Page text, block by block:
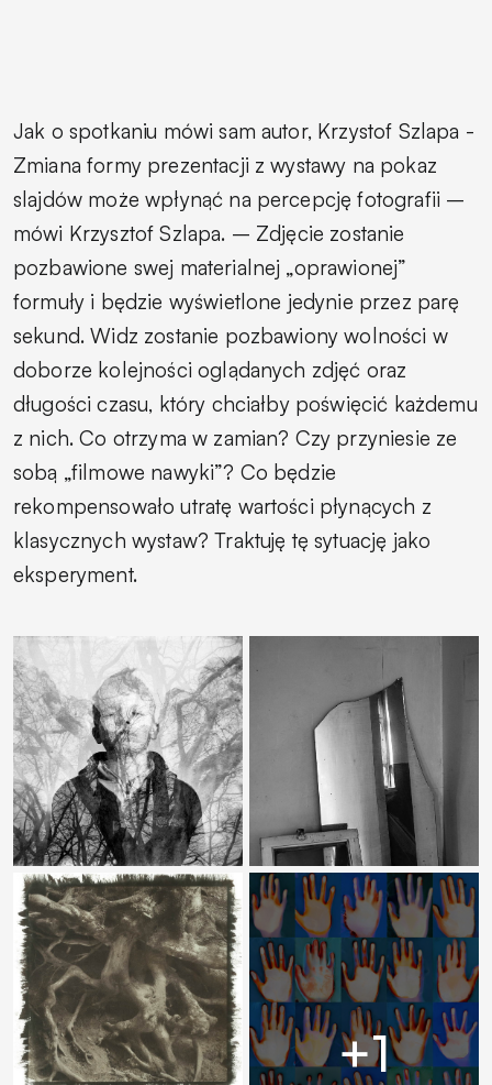
Jak o spotkaniu mówi sam autor, Krzystof Szlapa -
Zmiana formy prezentacji z wystawy na pokaz
slajdów może wpłynąć na percepcję fotografii –
mówi Krzysztof Szlapa. – Zdjęcie zostanie
pozbawione swej materialnej „oprawionej”
formuły i będzie wyświetlone jedynie przez parę
sekund. Widz zostanie pozbawiony wolności w
doborze kolejności oglądanych zdjęć oraz
długości czasu, który chciałby poświęcić każdemu
z nich. Co otrzyma w zamian? Czy przyniesie ze
sobą „filmowe nawyki”? Co będzie
rekompensowało utratę wartości płynących z
klasycznych wystaw? Traktuję tę sytuację jako
eksperyment.